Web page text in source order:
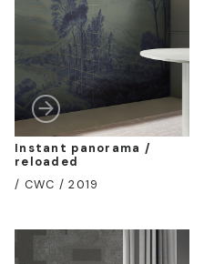
Instant panorama /
reloaded
/ CWC / 2019